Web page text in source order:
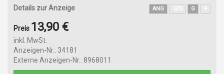
Details zur Anzeige ANG G
Preis 13,90 €
inkl. MwSt.
Anzeigen-Nr.: 34181
Externe Anzeigen-Nr.: 8968011